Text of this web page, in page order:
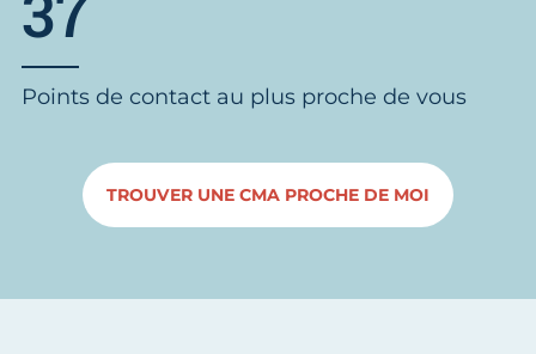
Points de contact au plus proche de vous
TROUVER UNE CMA PROCHE DE MOI